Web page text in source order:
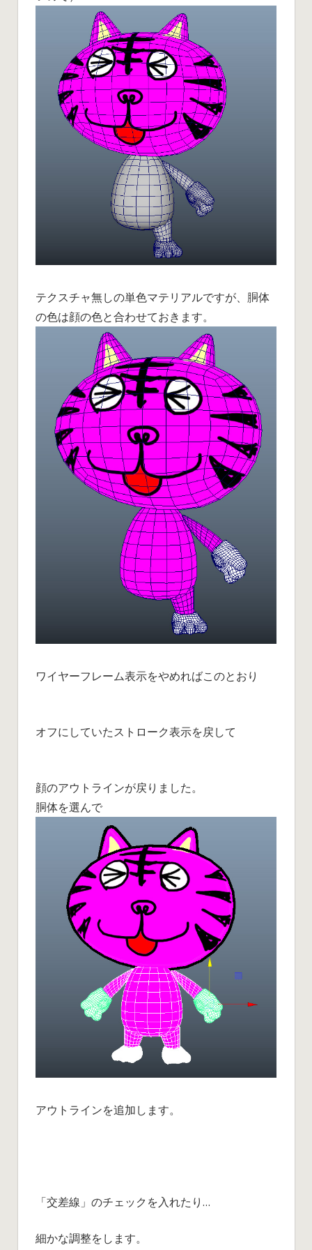
テクスチャ無しの単色マテリアルですが、胴体
の色は顔の色と合わせておきます。
ワイヤーフレーム表示をやめればこのとおり
オフにしていたストローク表示を戻して
顔のアウトラインが戻りました。
胴体を選んで
アウトラインを追加します。
「交差線」のチェックを入れたり…
細かな調整をします。